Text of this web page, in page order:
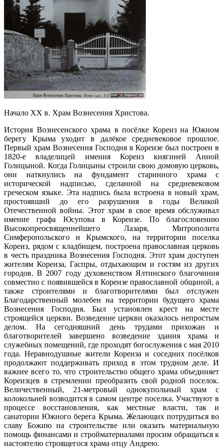
Начало XX в. Храм Вознесения Христова.
История Вознесенского храма в посёлке Кореиз на Южном
берегу Крыма уходит в далёкое средневековое прошлое.
Первый храм Вознесения Господня в Кореизе был построен в
1820-е владелицей имения Кореиз княгиней Анной
Голицыной. Когда Голицыны строили свою домовую церковь,
они наткнулись на фундамент старинного храма с
исторической надписью, сделанной на средневековом
греческом языке. Эта надпись была встроена в новый храм,
простоявший до его разрушения в годы Великой
Отечественной войны. Этот храм в свое время обслуживал
имение графа Юсупова в Кореизе. По благословению
Высокопреосвященнейшего Лазаря, Митрополита
Симферопольского и Крымского, на территории поселка
Кореиз, рядом с кладбищем, построена православная церковь
в честь праздника Вознесения Господня. Этот храм доступен
жителям Кореиза, Гаспры, отдыхающим и гостям из других
городов. В 2007 году духовенством Ялтинского благочиния
совместно с появившейся в Кореизе православной общиной, а
также строителями и благотворителями был отслужен
Благодарственный молебен на территории будущего храма
Вознесения Господня. Был установлен крест на месте
строящейся церкви. Возведение церкви оказалось непростым
делом. На сегодняшний день трудами прихожан и
благотворителей завершено возведение здания храма и
служебных помещений, где проходят богослужения с мая 2010
года. Неравнодушные жители Кореиза и соседних посёлков
продолжают поддерживать приход в этом трудном деле. И
важнее всего то, что строительство общего храма объединяет
Кореизцев в стремлении преобразить свой родной поселок.
Величественный, 21-метровый однокупольный храм с
колокольней возводится в самом центре поселка. Участвуют в
процессе восстановления, как местные власти, так и
санатории Южного берега Крыма. Желающих потрудиться во
славу Божию на строительстве или оказать материальную
помощь финансами и стройматериалами просим обращаться к
настоятелю строящегося храма отцу Андрею.